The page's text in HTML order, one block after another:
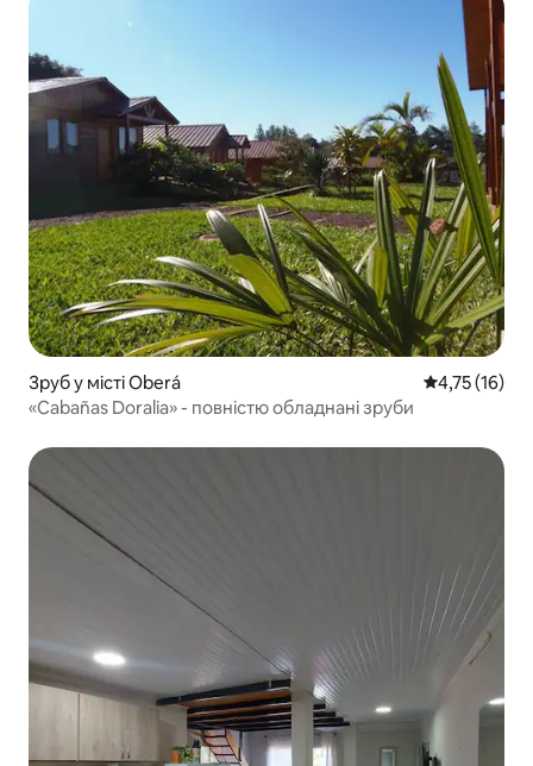
Зруб у місті Oberá Середня
4,75 (16)
«Cabañas Doralia» - повністю обладнані зруби